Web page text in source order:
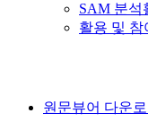
SAM 분석
활용 및 참
원문뷰어 다운